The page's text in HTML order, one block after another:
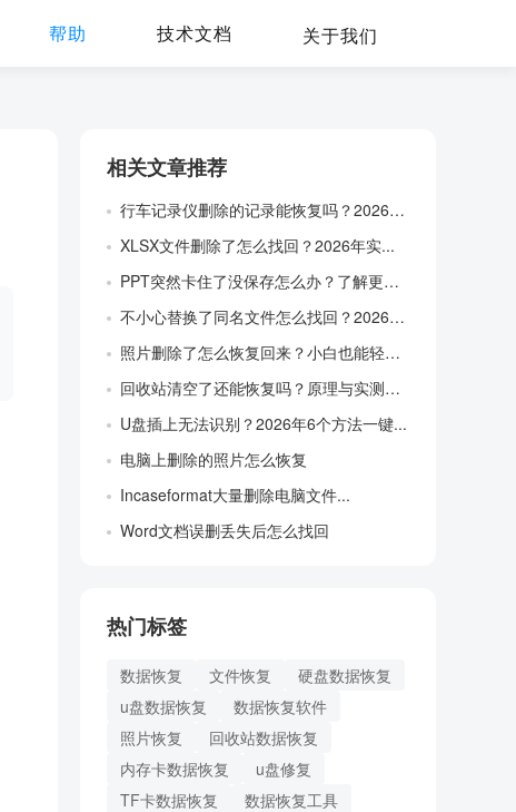
帮助 技术文档 关于我们
相关文章推荐
行车记录仪删除的记录能恢复吗？2026年...
XLSX文件删除了怎么找回？2026年实...
PPT突然卡住了没保存怎么办？了解更多恢...
不小心替换了同名文件怎么找回？2026年...
照片删除了怎么恢复回来？小白也能轻松上手
回收站清空了还能恢复吗？原理与实测（含数...
U盘插上无法识别？2026年6个方法一键...
电脑上删除的照片怎么恢复
Incaseformat大量删除电脑文件...
Word文档误删丢失后怎么找回
热门标签
数据恢复 文件恢复
硬盘数据恢复
u盘数据恢复
数据恢复软件
照片恢复
回收站数据恢复
内存卡数据恢复
u盘修复
TF卡数据恢复
数据恢复工具